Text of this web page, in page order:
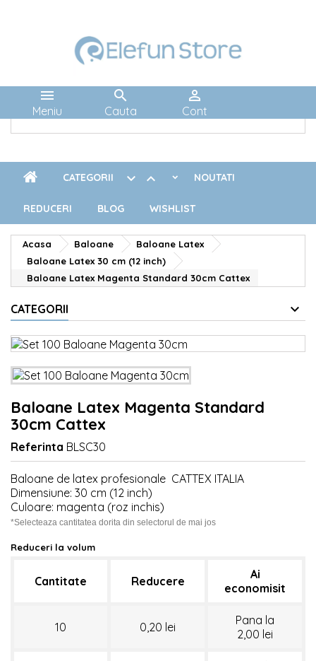

Meniu

Cauta

Cont
 
CATEGORII NOUTATI
REDUCERI BLOG WISHLIST
Acasa Baloane
Baloane Latex
Baloane Latex 30 cm (12 inch)
Baloane Latex Magenta Standard 30cm Cattex
CATEGORII
Baloane Latex Magenta Standard
30cm Cattex
Referinta BLSC30
Baloane de latex profesionale CATTEX ITALIA
Dimensiune: 30 cm (12 inch)
Culoare: magenta (roz inchis)
*Selecteaza cantitatea dorita din selectorul de mai jos
Reduceri la volum
Cantitate Reducere
Ai
economisit
10 0,20 lei
Pana la
2,00 lei